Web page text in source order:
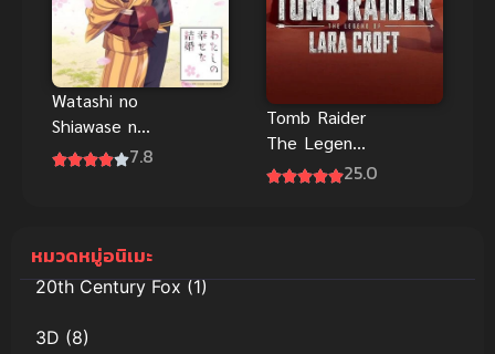
Watashi no
Shiawase na
Kekkon ขอให้
7.8
Tomb Raider
The Legend
of Lara Croft
25.0
หมวดหมู่อนิเมะ
20th Century Fox(1)
3D (8)